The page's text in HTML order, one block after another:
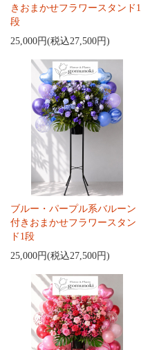
きおまかせフラワースタンド1
段
25,000円(税込27,500円)
ブルー・パープル系バルーン
付きおまかせフラワースタン
ド1段
25,000円(税込27,500円)